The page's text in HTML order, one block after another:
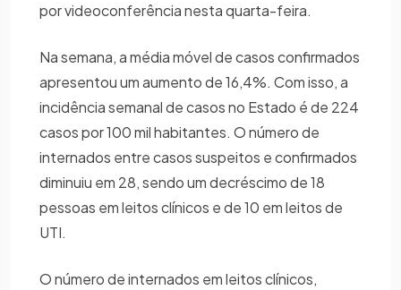
por videoconferência nesta quarta-feira.
Na semana, a média móvel de casos confirmados
apresentou um aumento de 16,4%. Com isso, a
incidência semanal de casos no Estado é de 224
casos por 100 mil habitantes. O número de
internados entre casos suspeitos e confirmados
diminuiu em 28, sendo um decréscimo de 18
pessoas em leitos clínicos e de 10 em leitos de
UTI.
O número de internados em leitos clínicos,